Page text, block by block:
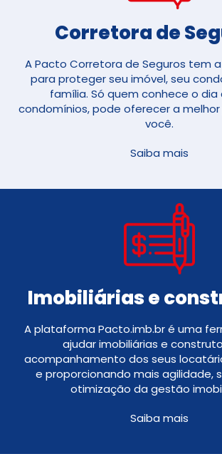
Corretora de
A Pacto Corretora de Seguros tem
para proteger seu imóvel, seu
família. Só quem conhece o dia
condomínios, pode oferecer a
você.
Saiba mais
Imobiliárias e
A plataforma Pacto.imb.br é uma
ajudar imobiliárias e
acompanhamento dos seus
e proporcionando mais agilidade,
otimização da gestão
Saiba mais